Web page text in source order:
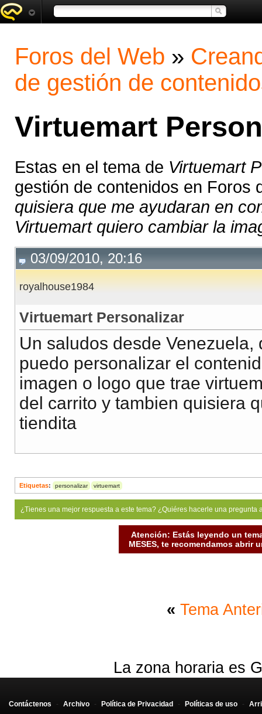
Foros del Web »
de gestión de
Virtuemart
Estas en el tema de Virtuemart
gestión de contenidos en Foros
quisiera que me ayudaran en
Virtuemart quiero cambiar la
03/09/2010, 20:16
royalhouse1984
Virtuemart Personalizar
Un saludos desde
puedo personalizar el
imagen o logo que trae
del carrito y tambien quisiera
tiendita
Etiquetas: personalizar virtuemart
¿Tienes una mejor respuesta a este tema? ¿Quiéres hacerle una
Atención: Estás leyendo un
MESES, te recomendamos abrir
« Tema
La zona horaria es
Contáctenos - Archivo - Política de Privacidad - Políticas de uso -